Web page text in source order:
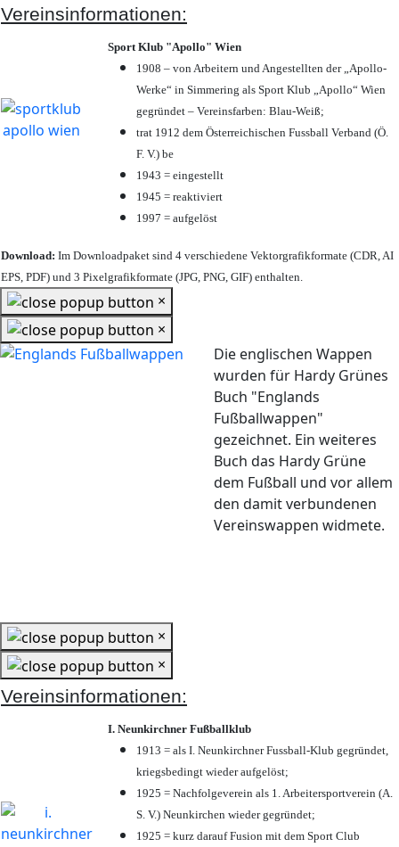
Vereinsinformationen:
Sport Klub "Apollo" Wien
1908 – von Arbeitern und Angestellten der „Apollo-
Werke“ in Simmering als Sport Klub „Apollo“ Wien
gegründet – Vereinsfarben: Blau-Weiß;
trat 1912 dem Österreichischen Fussball Verband (Ö.
F. V.) be
1943 = eingestellt
1945 = reaktiviert
1997 = aufgelöst
Download: Im Downloadpaket sind 4 verschiedene Vektorgrafikformate (CDR, AI
EPS, PDF) und 3 Pixelgrafikformate (JPG, PNG, GIF) enthalten.
×
×
Die englischen Wappen
wurden für Hardy Grünes
Buch "Englands
Fußballwappen"
gezeichnet. Ein weiteres
Buch das Hardy Grüne
dem Fußball und vor allem
den damit verbundenen
Vereinswappen widmete.
×
×
Vereinsinformationen:
I. Neunkirchner Fußballklub
1913 = als I. Neunkirchner Fussball-Klub gegründet,
kriegsbedingt wieder aufgelöst;
1925 = Nachfolgeverein als 1. Arbeitersportverein (A.
S. V.) Neunkirchen wieder gegründet;
1925 = kurz darauf Fusion mit dem Sport Club